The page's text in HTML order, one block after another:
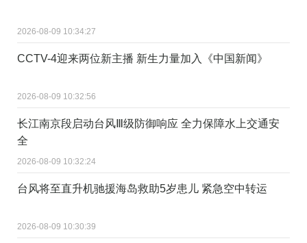
2026-08-09 10:34:27
CCTV-4迎来两位新主播 新生力量加入《中国新闻》
2026-08-09 10:32:56
长江南京段启动台风Ⅲ级防御响应 全力保障水上交通安
全
2026-08-09 10:32:24
台风将至直升机驰援海岛救助5岁患儿 紧急空中转运
2026-08-09 10:30:39